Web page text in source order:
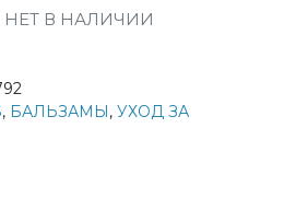
НЕТ В НАЛИЧИИ
, БАЛЬЗАМЫ, УХОД ЗА